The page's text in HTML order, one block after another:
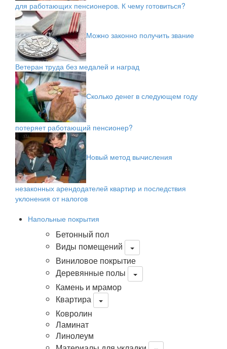
для работающих пенсионеров. К чему готовиться?
Можно законно получить звание
Ветеран труда без медалей и наград
Сколько денег в следующем году
потеряет работающий пенсионер?
Новый метод вычисления
незаконных арендодателей квартир и последствия
уклонения от налогов
Напольные покрытия
Бетонный пол
Виды помещений
Виниловое покрытие
Деревянные полы
Камень и мрамор
Квартира
Ковролин
Ламинат
Линолеум